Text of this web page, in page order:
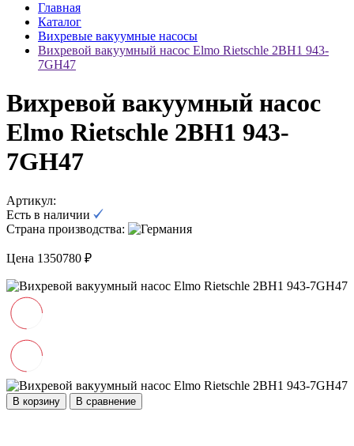
Главная
Каталог
Вихревые вакуумные насосы
Вихревой вакуумный насос Elmo Rietschle 2BH1 943-
7GH47
Вихревой вакуумный насос
Elmo Rietschle 2BH1 943-
7GH47
Артикул:
Есть в наличии
Страна производства:
Цена 1350780 ₽
В корзину В сравнение